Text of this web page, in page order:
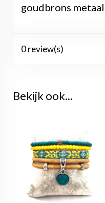
goudbrons metaal
0 review(s)
Bekijk ook...